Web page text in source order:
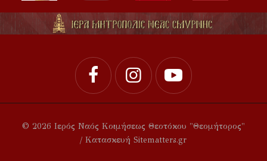
© 2026 Ιερός Ναός Κοιμήσεως Θεοτόκου "Θεομήτορος"
/ Κατασκευή Sitematters.gr